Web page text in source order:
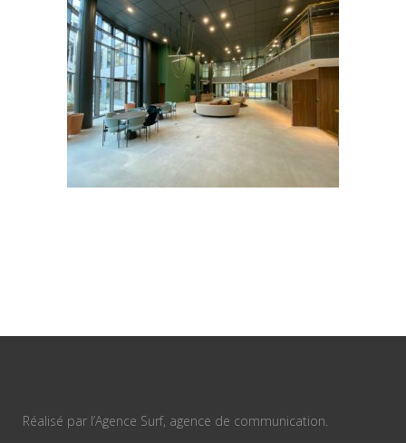
Réalisé par l’Agence Surf, agence de communication.